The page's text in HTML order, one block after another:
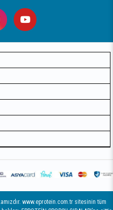
www.eprotein.com.tr sitesinin tüm